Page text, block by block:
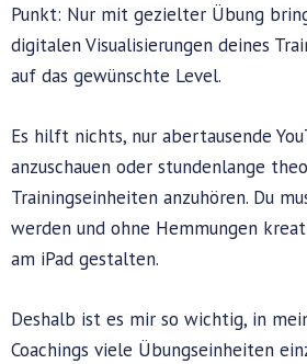
Punkt: Nur mit gezielter Übung
digitalen Visualisierungen deines
auf das gewünschte Level.
Es hilft nichts, nur abertausende
anzuschauen oder stundenlange
Trainingseinheiten anzuhören. Du
werden und ohne Hemmungen
am iPad gestalten.
Deshalb ist es mir so wichtig, in
Coachings viele Übungseinheiten